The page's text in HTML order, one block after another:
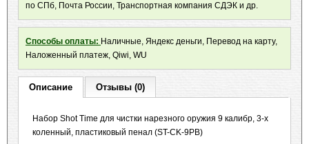
по СПб, Почта России, Транспортная компания СДЭК и др.
Способы оплаты: Наличные, Яндекс деньги, Перевод на карту,
Наложенный платеж, Qiwi, WU
Описание Отзывы (0)
Набор Shot Time для чистки нарезного оружия 9 калибр, 3-х
коленный, пластиковый пенал (ST-CK-9PB)